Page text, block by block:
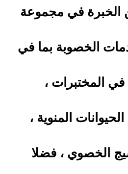
الخبرة في مجموعة
الخصوبة بما في
المختبرات ،
المنوية ،
الخصوي ، فضلا